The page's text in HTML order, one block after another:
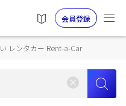
会員登録
レンタカー Rent-a-Car